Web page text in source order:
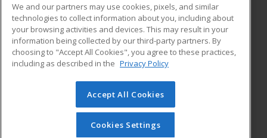
ADDITIONAL RESOURCES
Military
Financial Assistance
Help
Student Blog
© 2026 ed2go, a division of Cengage Learning. All rights
reserved. The material on this site cannot be reproduced or
redistributed unless you have obtained prior written
We and our partners may use cookies, pixels, and similar
technologies to collect information about you, including about
your browsing activities and devices. This may result in your
information being collected by our third-party partners. By
choosing to "Accept All Cookies", you agree to these practices,
including as described in the Privacy Policy
Accept All Cookies
Cookies Settings